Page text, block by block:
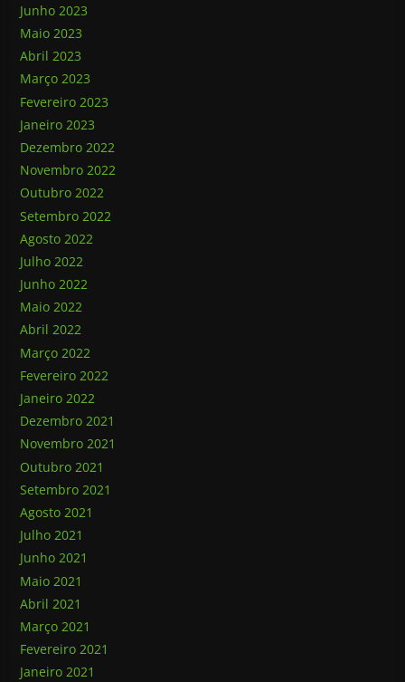
Junho 2023
Maio 2023
Abril 2023
Março 2023
Fevereiro 2023
Janeiro 2023
Dezembro 2022
Novembro 2022
Outubro 2022
Setembro 2022
Agosto 2022
Julho 2022
Junho 2022
Maio 2022
Abril 2022
Março 2022
Fevereiro 2022
Janeiro 2022
Dezembro 2021
Novembro 2021
Outubro 2021
Setembro 2021
Agosto 2021
Julho 2021
Junho 2021
Maio 2021
Abril 2021
Março 2021
Fevereiro 2021
Janeiro 2021